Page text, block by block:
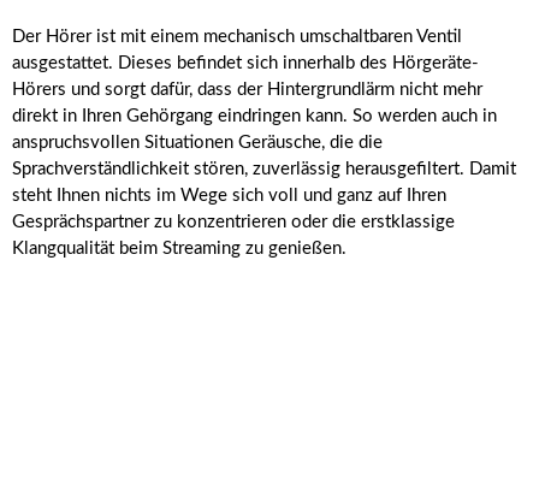
Der Hörer ist mit einem mechanisch umschaltbaren Ventil
ausgestattet. Dieses befindet sich innerhalb des Hörgeräte-
Hörers und sorgt dafür, dass der Hintergrundlärm nicht mehr
direkt in Ihren Gehörgang eindringen kann. So werden auch in
anspruchsvollen Situationen Geräusche, die die
Sprachverständlichkeit stören, zuverlässig herausgefiltert. Damit
steht Ihnen nichts im Wege sich voll und ganz auf Ihren
Gesprächspartner zu konzentrieren oder die erstklassige
Klangqualität beim Streaming zu genießen.